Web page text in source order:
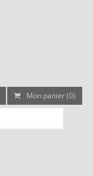
Mon panier (0)